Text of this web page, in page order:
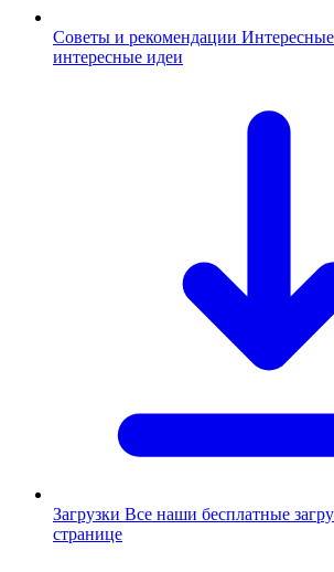
Советы и рекомендации
интересные идеи
Загрузки Все наши бесплатные
странице